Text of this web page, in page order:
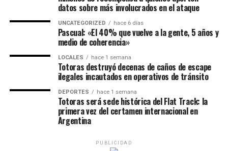
datos sobre más involucrados en el ataque
UNCATEGORIZED hace 6 días
Pascual: «El 40% que vuelve a la gente, 5 años y
medio de coherencia»
LOCALES hace 1 semana
Totoras destruyó decenas de caños de escape
ilegales incautados en operativos de tránsito
DEPORTES hace 1 semana
Totoras será sede histórica del Flat Track: la
primera vez del certamen internacional en
Argentina
PUBLICIDAD